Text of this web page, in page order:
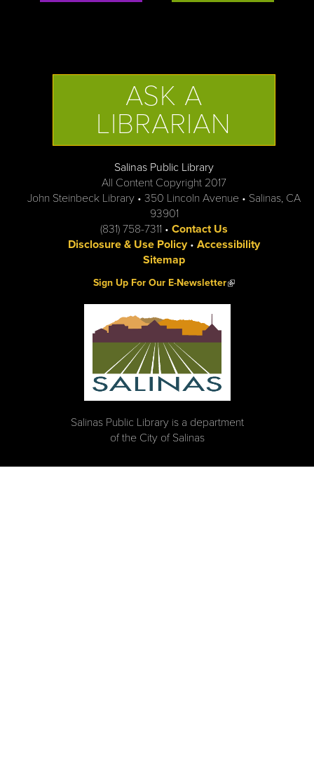
ASK A
LIBRARIAN
Salinas Public Library
All Content Copyright 2017
John Steinbeck Library • 350 Lincoln Avenue • Salinas, CA
93901
(831) 758-7311 • Contact Us
Disclosure & Use Policy• Accessibility
Sitemap
Sign Up For Our E-Newsletter(link is external)
Salinas Public Library is a department
of the City of Salinas